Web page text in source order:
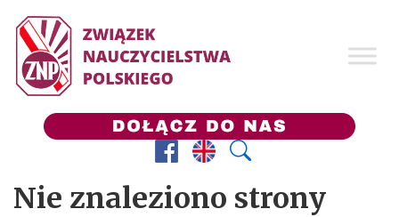
FacebookPrezes ZNP
Wyszukaj
Nie znaleziono strony